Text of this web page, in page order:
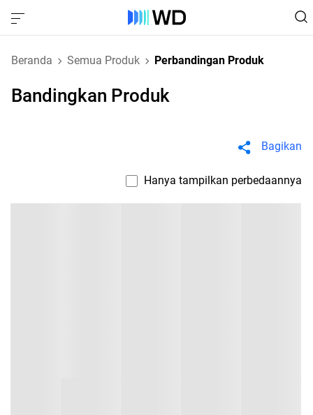
Beranda Semua Produk Perbandingan Produk
Bandingkan Produk
Bagikan
Hanya tampilkan perbedaannya